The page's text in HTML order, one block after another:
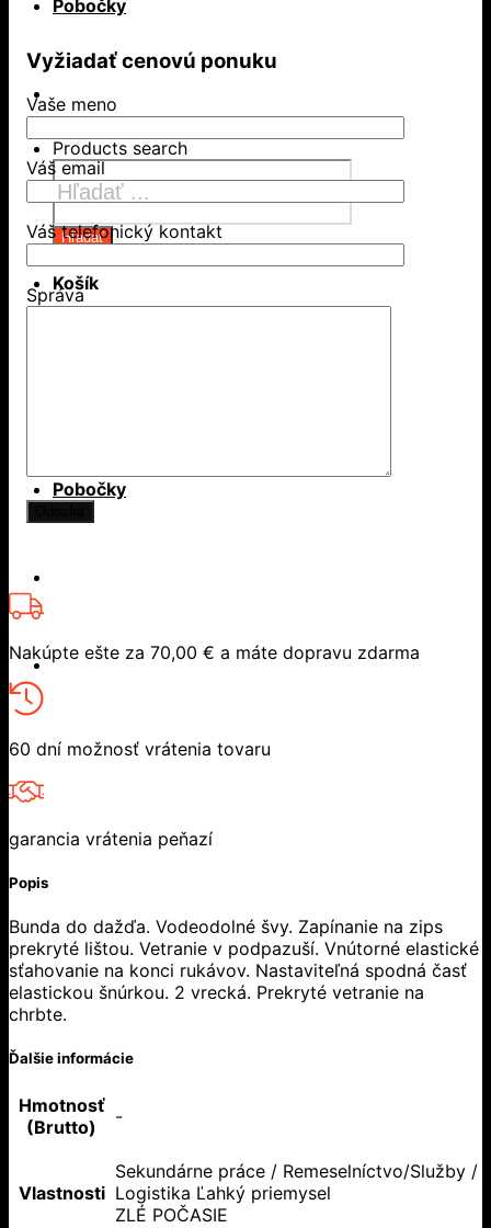
Pobočky
Products search
Hľadať
Košík
Pobočky
Vyžiadať cenovú ponuku
Vaše meno
Váš email
Váš telefonický kontakt
Správa
Nakúpte ešte za 70,00 € a máte dopravu zdarma
60 dní možnosť vrátenia tovaru
garancia vrátenia peňazí
Popis
Bunda do dažďa. Vodeodolné švy. Zapínanie na zips
prekryté lištou. Vetranie v podpazuší. Vnútorné elastické
sťahovanie na konci rukávov. Nastaviteľná spodná časť
elastickou šnúrkou. 2 vrecká. Prekryté vetranie na
chrbte.
Ďalšie informácie
Hmotnosť
(Brutto)
-
Vlastnosti
Sekundárne práce / Remeselníctvo/Služby /
Logistika Ľahký priemysel
ZLÉ POČASIE